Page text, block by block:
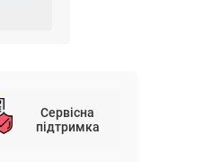
Сервісна
підтримка